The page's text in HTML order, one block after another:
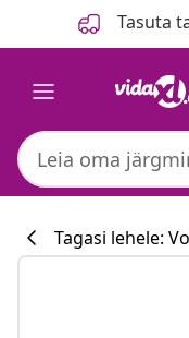
Tasuta
Tagasi lehele: